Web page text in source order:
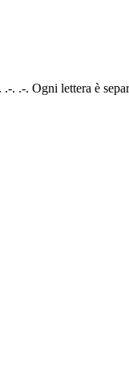
.-. Ogni lettera è